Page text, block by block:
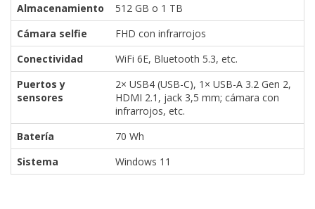
Almacenamiento
512 GB o 1 TB
Cámara selfie
FHD con infrarrojos
Conectividad
WiFi 6E, Bluetooth 5.3, etc.
Puertos y
sensores
2× USB4 (USB-C), 1× USB-A 3.2 Gen 2,
HDMI 2.1, jack 3,5 mm; cámara con
infrarrojos, etc.
Batería
70 Wh
Sistema
Windows 11